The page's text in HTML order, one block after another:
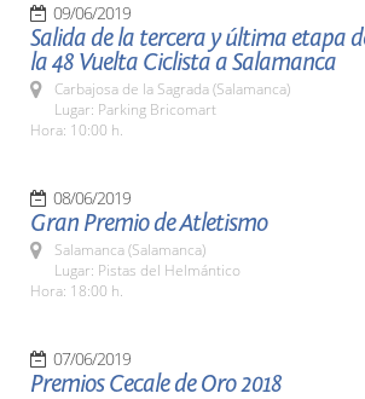
09/06/2019
Salida de la tercera y última etapa
la 48 Vuelta Ciclista a Salamanca
Carbajosa de la Sagrada (Salamanca)
Lugar: Parking Bricomart
Hora: 10:00 h.
08/06/2019
Gran Premio de Atletismo
Salamanca (Salamanca)
Lugar: Pistas del Helmántico
Hora: 18:00 h.
07/06/2019
Premios Cecale de Oro 2018